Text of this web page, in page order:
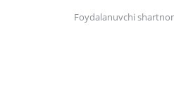
Foydalanuvchi